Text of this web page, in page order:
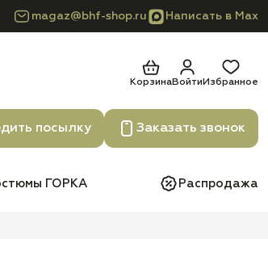
magaz@bhf-shop.ru Написать в Max
КорзинаВойти Избранное
посылку Заказать звонок
ГОРКА Распродажа